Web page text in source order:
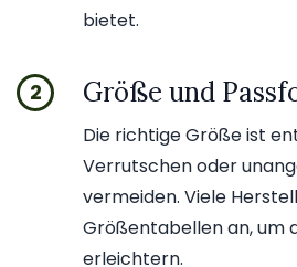
bietet.
2 Größe und
Die richtige Größe ist
Verrutschen oder
vermeiden. Viele
Größentabellen an, um
erleichtern.